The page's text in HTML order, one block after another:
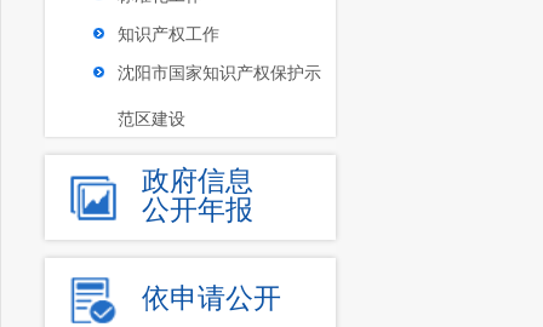
知识产权工作
沈阳市国家知识产权保护示
范区建设
政府信息
公开年报
依申请公开